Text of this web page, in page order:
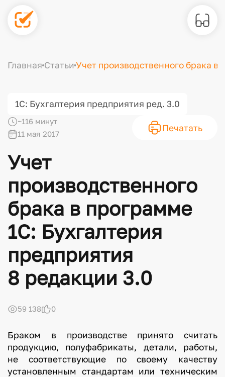
Главная Статьи Учет производственного брака
1С: Бухгалтерия предприятия ред. 3.0
~116 минут
11 мая 2017
Печатать
Учет
производственного
брака в программе
1С: Бухгалтерия
предприятия
8 редакции 3.0
59 138 0
Браком в производстве принято считать
продукцию, полуфабрикаты, детали, работы,
не соответствующие по своему качеству
установленным стандартам или техническим